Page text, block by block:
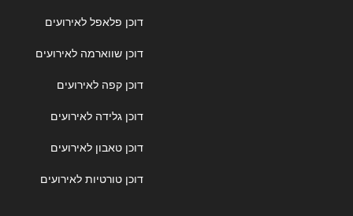
דוכן פלאפל לאירועים
דוכן שווארמה לאירועים
דוכן קפה לאירועים
דוכן גלידה לאירועים
דוכן טאבון לאירועים
דוכן טורטיות לאירועים